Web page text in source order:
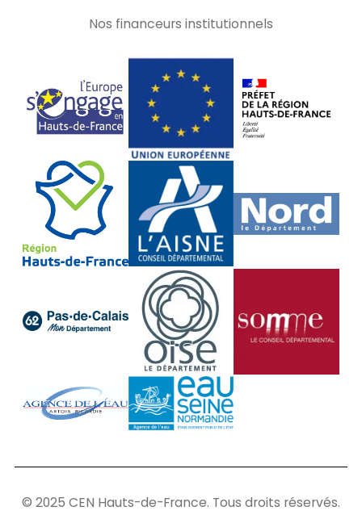
Nos financeurs institutionnels
© 2025 CEN Hauts-de-France. Tous droits réservés.